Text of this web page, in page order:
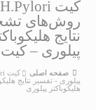
روش‌های
نتایج
پیلوری –
صفحه اصلی
پیلوری - تفسیر نتایج
هلیکوباکتر پیلوری